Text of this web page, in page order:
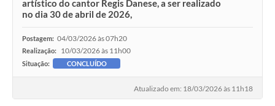
artístico do cantor Regis Danese, a ser realizado
no dia 30 de abril de 2026,
Postagem: 04/03/2026 às 07h20
Realização: 10/03/2026 às 11h00
Situação: CONCLUÍDO
Atualizado em: 18/03/2026 às 11h18